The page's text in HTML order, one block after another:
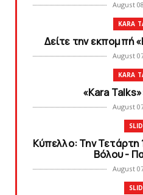
August
KARA
Δείτε την εκπομπή
August
KARA
«Kara
August
Κύπελλο: Την Τετάρτη
Βόλου -
August